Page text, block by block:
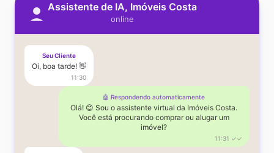
Assistente de IA, Imóveis Costa
online
Seu Cliente
Oi, boa tarde! 👋
11:30
🤖 Respondendo automaticamente
Olá! 😊 Sou o assistente virtual da Imóveis Costa.
Você está procurando comprar ou alugar um
imóvel?
11:31 ✓✓